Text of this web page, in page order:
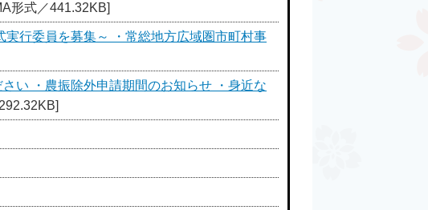
形式／441.32KB]
実行委員を募集～ ・常総地方広域圏市町村事
い ・農振除外申請期間のお知らせ ・身近な